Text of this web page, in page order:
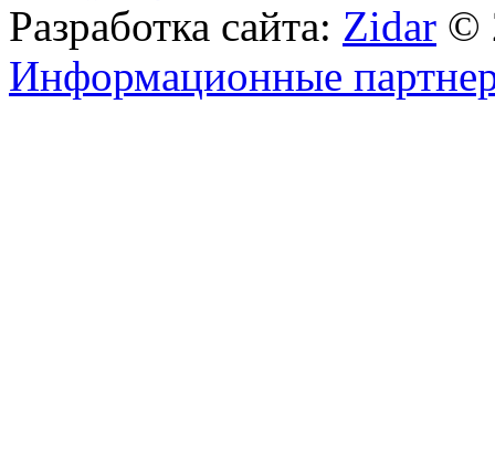
Разработка сайта: Zidar ©
Информационные